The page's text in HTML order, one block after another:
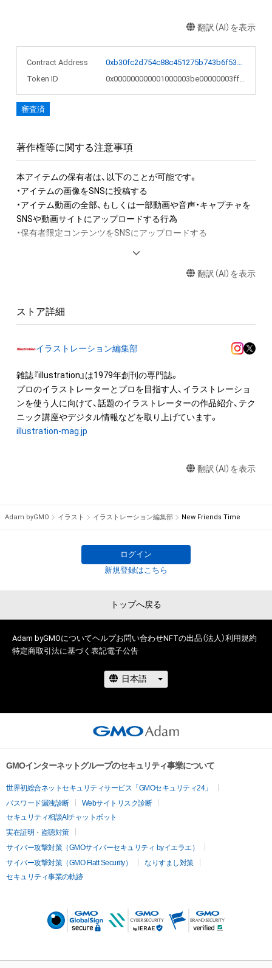
翻訳（AI）を表示
Contract Address
Token ID
0x000000000001000003be00000003ff52
審査済
著作権等に関する注意事項
本アイテムの保有者は、以下のことが可能です。
・アイテムの画像をSNSに投稿する
・アイテム動画の全部、もしくは一部動画や音声・キャプチャを
SNSや動画サイトにアップロードする行為
・保有者限定コンテンツをSNSにアップロードする
権(著作権、特許権、実用新案権、商標権、意匠権その他の知的財
出願する権利を含みます。)を意味します。)は、本アイテムの著
けている者によって保護されています。そのため、本アイテム
を保有していたとしても、本アイテムに関する創作物にかかる
知的財産権を有することを意味しません。
・本アイテムの著作権を有する方、著作隣接権の権利者またはそ
の管理委託を受けている者からの事前の同意なしに、上記の「本
ル、リバースエンジニアリングを含みますが、これに限定されま
に反する利用またはその恐れのある利用など、作成者が不適切
保有者、その他第三者が損害を被った場合、その損害がいかなる
原因で発生したものであっても、本アイテムの著作権を有する
イラストレーション編集部
illust-magazine@genkosha.co.jp
翻訳（AI）を表示
ストア詳細
イラストレーション編集部
雑誌『illustration』は1979年創刊の専門誌。
プロのイラストレーターとプロを目指す人、イラストレーショ
ンを使う人に向けて、話題のイラストレーターの作品紹介、テク
illustration-mag.jp
翻訳（AI）を表示
Adam byGMO イラスト イラストレーション編集部 New Friends Time
ログイン
新規登録はこちら
トップへ戻る
Adam byGMOについてヘルプお問い合わせNFTの出品（法人）利用規約
特定商取引法に基づく表記電子公告
GMOインターネットグループのセキュリティ事業について
世界初総合ネットセキュリティサービス「GMOセキュリティ24」
パスワード漏洩診断
Webサイトリスク診断
セキュリティ相談AIチャットボット
実在証明・盗聴対策
サイバー攻撃対策（GMOサイバーセキュリティ byイエラエ）
サイバー攻撃対策（GMO Flatt Security）
なりすまし対策
セキュリティ事業の軌跡